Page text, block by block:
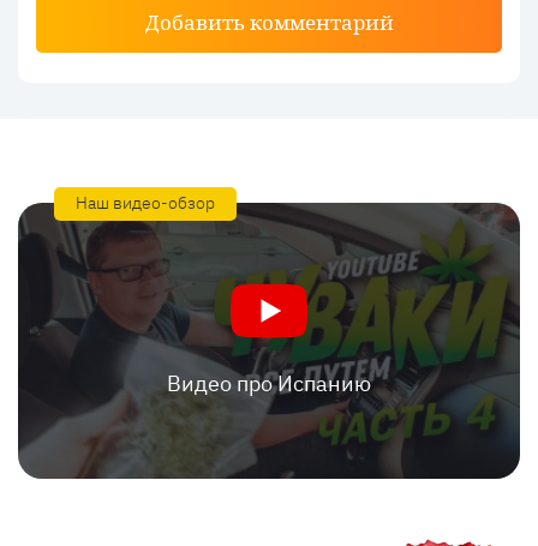
Добавить комментарий
Наш видео-обзор
Видео про Испанию